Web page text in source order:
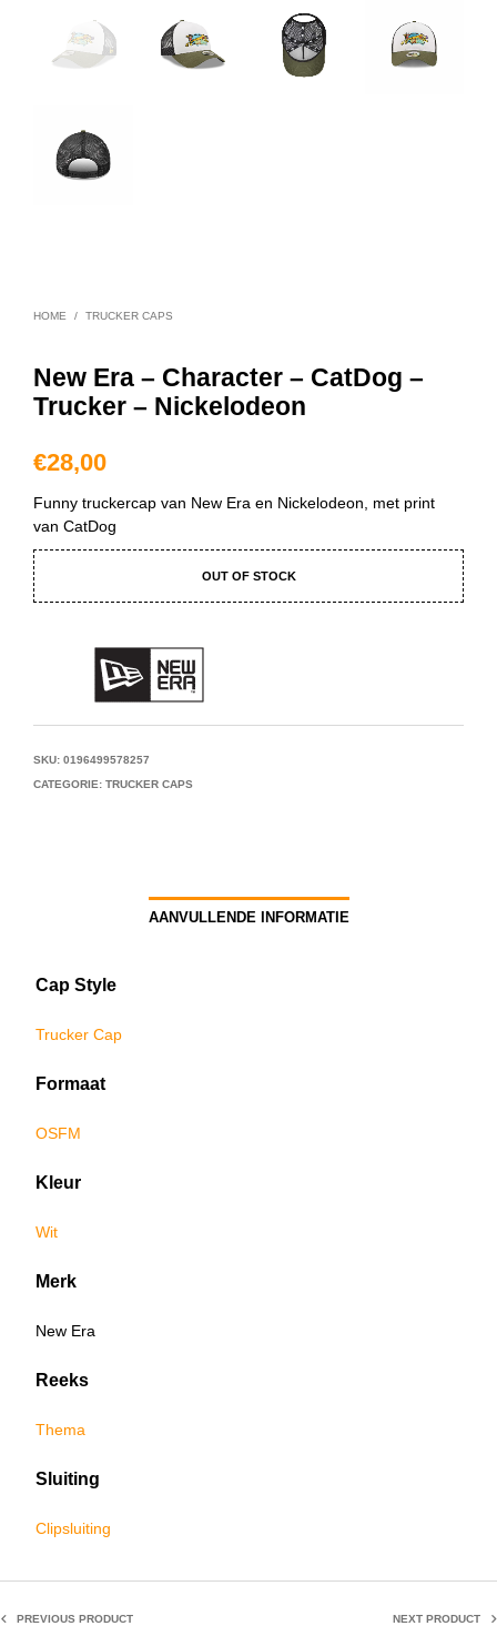
HOME / TRUCKER CAPS
New Era – Character – CatDog –
Trucker – Nickelodeon
€28,00
Funny truckercap van New Era en Nickelodeon, met print
van CatDog
OUT OF STOCK
SKU: 0196499578257
CATEGORIE: TRUCKER CAPS
AANVULLENDE INFORMATIE
Cap Style
Trucker Cap
Formaat
OSFM
Kleur
Wit
Merk
New Era
Reeks
Thema
Sluiting
Clipsluiting
PREVIOUS PRODUCT NEXT PRODUCT